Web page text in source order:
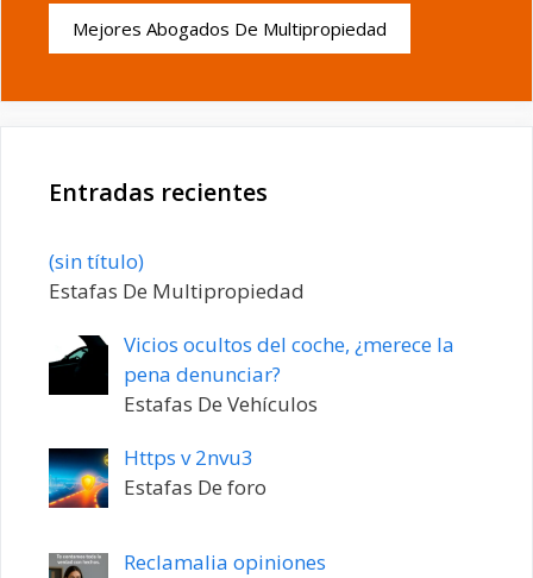
Mejores Abogados De Multipropiedad
Entradas recientes
(sin título)Entrada
20198
Estafas De Multipropiedad
Vicios ocultos del coche, ¿merece la
pena denunciar?
Estafas De Vehículos
Https v 2nvu3
Estafas De foro
Reclamalia opiniones